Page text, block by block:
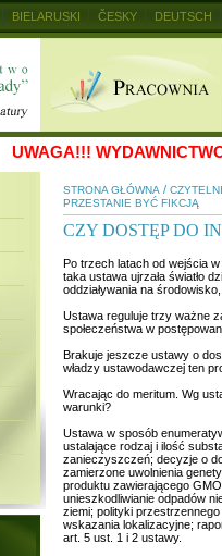
UWAGA!!!
STRONA GŁÓWNA /
PRZESTANIE BYĆ FIKCJĄ
CZY DOSTĘP DO
Po trzech latach od wejścia
taka ustawa ujrzała światło
oddziaływania na
Ustawa reguluje trzy ważne
społeczeństwa w
Brakuje jeszcze ustawy o
władzy ustawodawczej ten
Wracając do meritum. Wg
warunki?
Ustawa w sposób
ustalające rodzaj i ilość
zanieczyszczeń; decyzje o
zamierzone uwolnienia
produktu zawierającego
unieszkodliwianie odpadów
ziemi; polityki
wskazania lokalizacyjne;
art. 5 ust. 1 i 2 ustawy.
BIELARUSKI ČESKY DEUTSCH